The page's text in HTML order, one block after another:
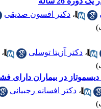
، دکتر افسون صدیقی
، دکتر آزیتا توسلی ،
، دکتر افسانه رجبیانی